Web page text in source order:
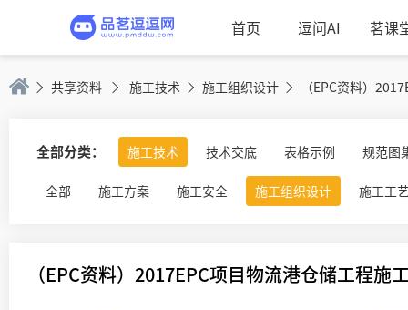
首页 逗问AI 茗课
共享资料 施工技术 施工组织设计
全部分类： 施工技术 技术交底 表格示例 规范图
全部 施工方案 施工安全 施工组织设计 施工工
（EPC资料）2017EPC项目物流港仓储工程